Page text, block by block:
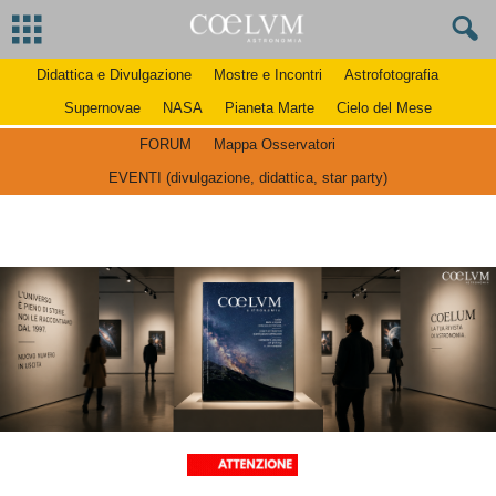
Didattica e Divulgazione Mostre e Incontri
Astrofotografia
Supernovae
NASA Pianeta Marte Cielo del Mese
FORUM
Mappa Osservatori
EVENTI (divulgazione, didattica, star party)